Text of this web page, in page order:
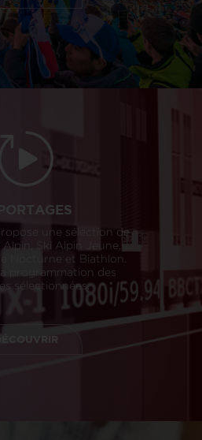
une sélection de
Alpin, Ski Alpin Jeune,
Nocturne et Biathlon.
programmation des
sélectionnées.
DÉCOUVRIR